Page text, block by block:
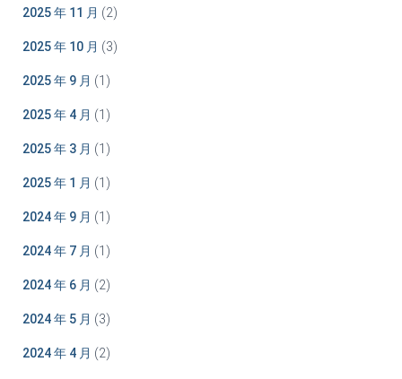
2025 年 11 月 (2)
2025 年 10 月 (3)
2025 年 9 月 (1)
2025 年 4 月 (1)
2025 年 3 月 (1)
2025 年 1 月 (1)
2024 年 9 月 (1)
2024 年 7 月 (1)
2024 年 6 月 (2)
2024 年 5 月 (3)
2024 年 4 月 (2)